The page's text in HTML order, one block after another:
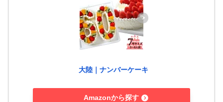
大陸｜ナンバーケーキ
Amazonから探す